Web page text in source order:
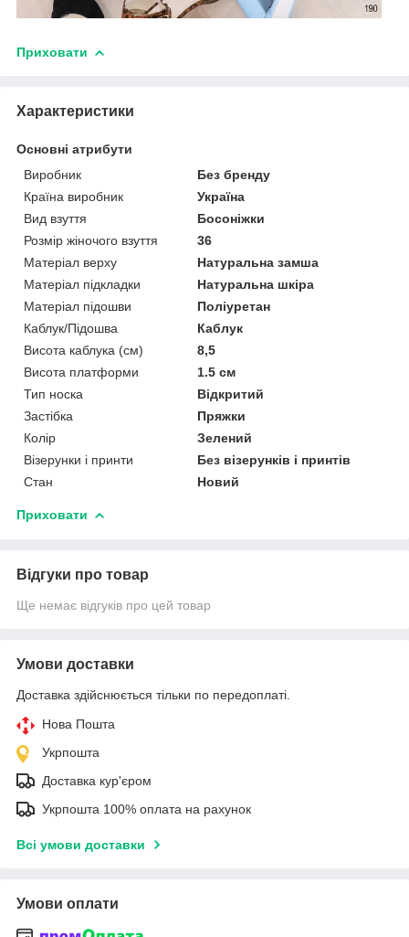
Приховати
Характеристики
Основні атрибути
Виробник
Без бренду
Країна виробник
Україна
Вид взуття
Босоніжки
Розмір жіночого взуття
36
Матеріал верху
Натуральна замша
Матеріал підкладки
Натуральна шкіра
Матеріал підошви
Поліуретан
Каблук/Підошва
Каблук
Висота каблука (см)
8,5
Висота платформи
1.5 см
Тип носка
Відкритий
Застібка
Пряжки
Колір
Зелений
Візерунки і принти
Без візерунків і принтів
Стан
Новий
Приховати
Відгуки про товар
Ще немає відгуків про цей товар
Умови доставки
Доставка здійснюється тільки по передоплаті.
Нова Пошта
Укрпошта
Доставка кур'єром
Укрпошта 100% оплата на рахунок
Всі умови доставки
Умови оплати